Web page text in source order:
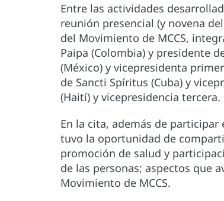
Entre las actividades
reunión presencial (y novena
del Movimiento de MCCS,
Paipa (Colombia) y presidente
(México) y vicepresidenta
de Sancti Spíritus (Cuba) y
(Haití) y vicepresidencia tercera.
En la cita, además de
tuvo la oportunidad de
promoción de salud y
de las personas; aspectos que
Movimiento de MCCS.